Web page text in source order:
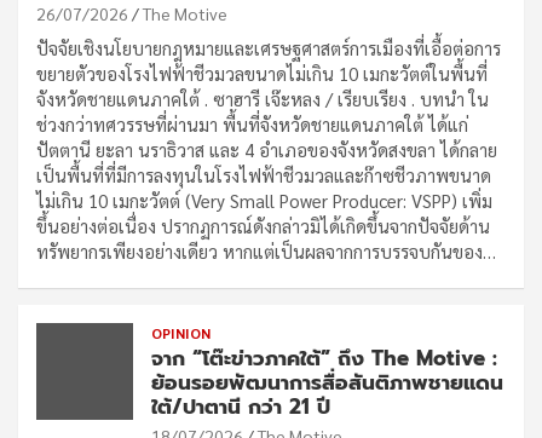
26/07/2026 The Motive
ปัจจัยเชิงนโยบายกฎหมายและเศรษฐศาสตร์การเมืองที่เอื้อต่อการ
ขยายตัวของโรงไฟฟ้าชีวมวลขนาดไม่เกิน 10 เมกะวัตต์ในพื้นที่
จังหวัดชายแดนภาคใต้ . ซาฮารี เจ๊ะหลง / เรียบเรียง . บทนำ ใน
ช่วงกว่าทศวรรษที่ผ่านมา พื้นที่จังหวัดชายแดนภาคใต้ ได้แก่
ปัตตานี ยะลา นราธิวาส และ 4 อำเภอของจังหวัดสงขลา ได้กลาย
เป็นพื้นที่ที่มีการลงทุนในโรงไฟฟ้าชีวมวลและก๊าซชีวภาพขนาด
ไม่เกิน 10 เมกะวัตต์ (Very Small Power Producer: VSPP) เพิ่ม
ขึ้นอย่างต่อเนื่อง ปรากฏการณ์ดังกล่าวมิได้เกิดขึ้นจากปัจจัยด้าน
ทรัพยากรเพียงอย่างเดียว หากแต่เป็นผลจากการบรรจบกันของ…
OPINION
จาก “โต๊ะข่าวภาคใต้” ถึง The Motive :
ย้อนรอยพัฒนาการสื่อสันติภาพชายแดน
ใต้/ปาตานี กว่า 21 ปี